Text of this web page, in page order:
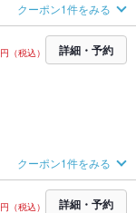
クーポン1件をみる
円（税込） 詳細・予約
クーポン1件をみる
円（税込） 詳細・予約